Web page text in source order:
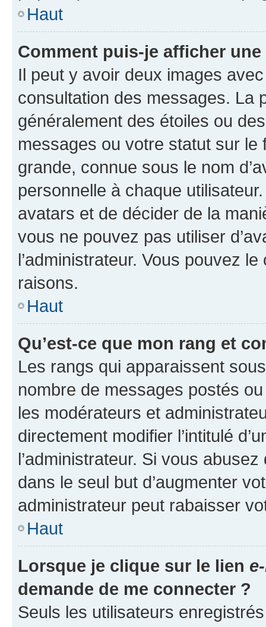
Haut
Comment puis-je afficher
Il peut y avoir deux images
consultation des messages. La
généralement des étoiles ou
messages ou votre statut sur
grande, connue sous le nom
personnelle à chaque utilisateur.
avatars et de décider de la
vous ne pouvez pas utiliser
l’administrateur. Vous pouvez
raisons.
Haut
Qu’est-ce que mon rang et
Les rangs qui apparaissent
nombre de messages postés
les modérateurs et
directement modifier l’intitulé
l’administrateur. Si vous
dans le seul but d’augmenter
administrateur peut rabaisser
Haut
Lorsque je clique sur le lien
demande de me connecter ?
Seuls les utilisateurs